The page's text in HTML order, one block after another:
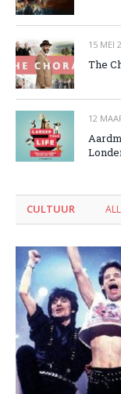
15 MEI
The
12
CULTUUR ALL